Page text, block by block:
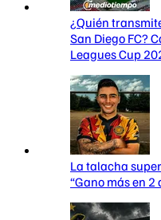
¿Quién
San Diego FC?
Leagues Cup
La talacha
“Gano más en 2